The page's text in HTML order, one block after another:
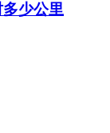
少公里